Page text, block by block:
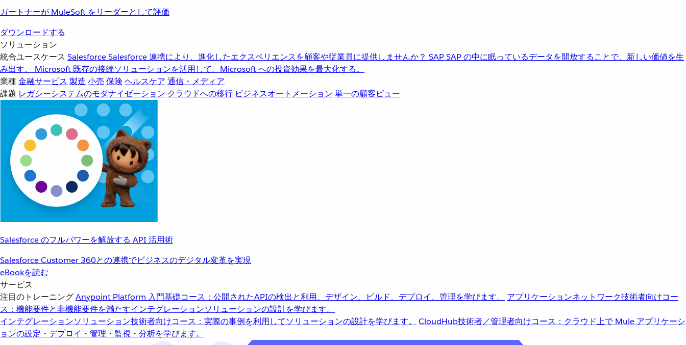
ガートナーが MuleSoft をリーダーとして評価
ダウンロードする
ソリューション
統合ユースケース SalesforceSalesforce 連携により、進化したエクスペリエンスを顧客や従業員に提供しませんか？ SAPSAP の中に眠っているデータを開放することで、新しい価値を生
み出す。
Microsoft 既存の接続ソリューションを活用して、Microsoft への投資効果を最大化する。
業種金融サービス 製造 小売 保険 ヘルスケア 通信・メディア
課題 レガシーシステムのモダナイゼーション クラウドへの移行 ビジネスオートメーション 単一の顧客ビュー
Salesforce のフルパワーを解放する API 活用術
Salesforce Customer 360との連携でビジネスのデジタル変革を実現
eBookを読む
サービス
注目のトレーニングAnypoint Platform 入門基礎コース：公開されたAPIの検出と利用、デザイン、ビルド、デプロイ、管理を学びます。 アプリケーションネットワーク技術者向けコー
ス：機能要件と非機能要件を満たすインテグレーションソリューションの設計を学びます。
インテグレーションソリューション技術者向けコース：実際の事例を利用してソリューションの設計を学びます。 CloudHub技術者／管理者向けコース：クラウド上で Mule アプリケーシ
ョンの設定・デプロイ・管理・監視・分析を学びます。